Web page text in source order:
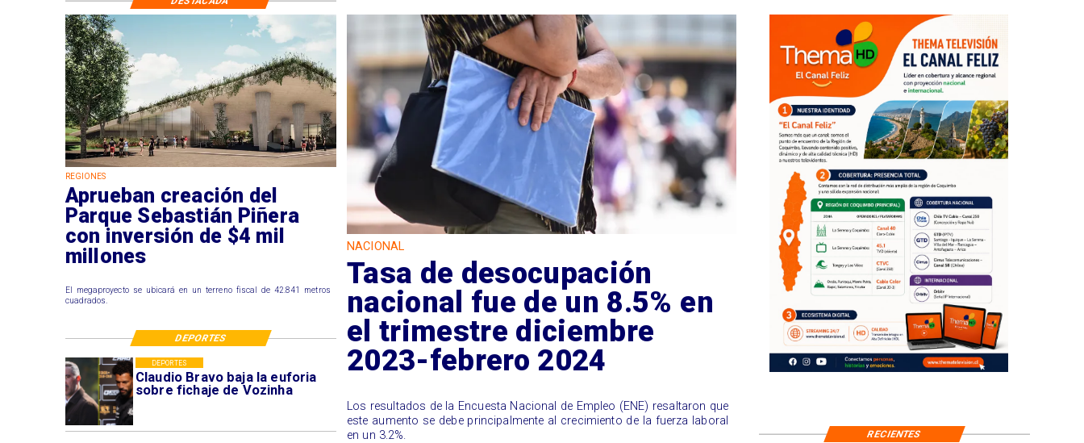
Claudio Bravo baja la euforia
sobre fichaje de Vozinha
DEPORTES
REGIONES
Aprueban creación del
Parque Sebastián Piñera
con inversión de $4 mil
millones
El megaproyecto se ubicará en un terreno fiscal de 42.841 metros
cuadrados.
NACIONAL
Tasa de desocupación
nacional fue de un 8.5% en
el trimestre diciembre
2023-febrero 2024
Los resultados de la Encuesta Nacional de Empleo (ENE) resaltaron que
este aumento se debe principalmente al crecimiento de la fuerza laboral
en un 3.2%.
RECIENTES
DEPORTES